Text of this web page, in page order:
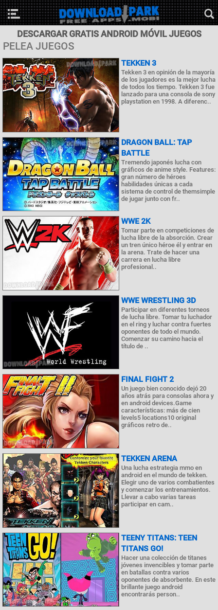
DESCARGAR GRATIS ANDROID MÓVIL JUEGOS
PELEA JUEGOS
TEKKEN 3
Tekken 3 en opinión de la mayoría
de los jugadores es la mejor lucha
de todos los tiempo. Tekken 3 fue
lanzado para una consola de sony
playstation en 1998. A diferenc..
DRAGON BALL: TAP
BATTLE
Tremendo japonés lucha con
gráficos de anime style. Features:
gran número de héroes
habilidades únicas a cada
sistema de control de themsimple
de jugar junto con fr..
WWE 2K
Tomar parte en competiciones de
lucha libre de la absorción. Crear
un tren único héroe él y entrar en
la arena. Trate de hacer una
carrera en lucha libre
profesional..
WWE WRESTLING 3D
Participar en diferentes torneos
de lucha libre. Tomar tu luchador
en el ring y luchar contra fuertes
oponentes de todo el mundo.
Comenzar su camino hacia el
título de ..
FINAL FIGHT 2
Un juego bien conocido dejó 20
años atrás para consolas ahora y
en android devices.Game
características: más de cien
levels5 locations10 original
gráficos retro de..
TEKKEN ARENA
Una lucha estrategia mmo en
android en el mundo de tekken.
Elegir uno de varios combatientes
y comenzar los entrenamientos.
Llevar a cabo varias tareas
participar en cam..
TEENY TITANS: TEEN
TITANS GO!
Hacer una colección de titanes
jóvenes invencibles y tomar parte
en batallas contra varios
oponentes de absorbente. En este
brillante juego android
encontrarás person..